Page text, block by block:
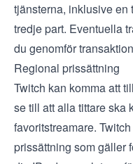
tjänsterna, inklusive en
tredje part. Eventuella
du genomför
Regional prissättning
Twitch kan komma att
se till att alla tittare ska
favoritstreamare.
prissättning som gäller